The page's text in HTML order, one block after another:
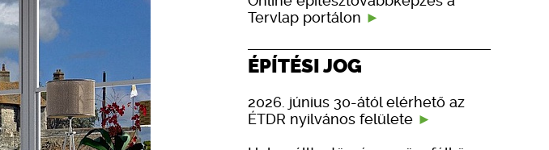
Tervlap portálon
ÉPÍTÉSI JOG
2026. június 30-ától elérhető az
ÉTDR nyilvános felülete